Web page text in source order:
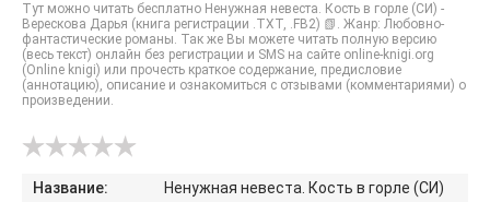
Тут можно читать бесплатно Ненужная невеста. Кость в горле (СИ) -
Верескова Дарья (книга регистрации .TXT, .FB2) 📗. Жанр: Любовно-
фантастические романы. Так же Вы можете читать полную версию
(весь текст) онлайн без регистрации и SMS на сайте online-knigi.org
(Online knigi) или прочесть краткое содержание, предисловие
(аннотацию), описание и ознакомиться с отзывами (комментариями) о
произведении.
Название: Ненужная невеста. Кость в горле (СИ)